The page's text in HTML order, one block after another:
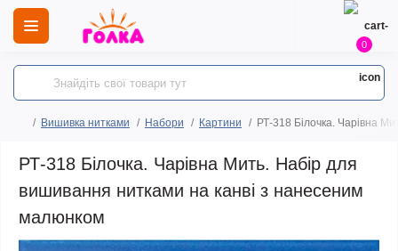
0
Вишивка нитками Набори Картини РТ-318 Білочка. Чарівна
РТ-318 Білочка. Чарівна Мить. Набір для
вишивання нитками на канві з нанесеним
малюнком